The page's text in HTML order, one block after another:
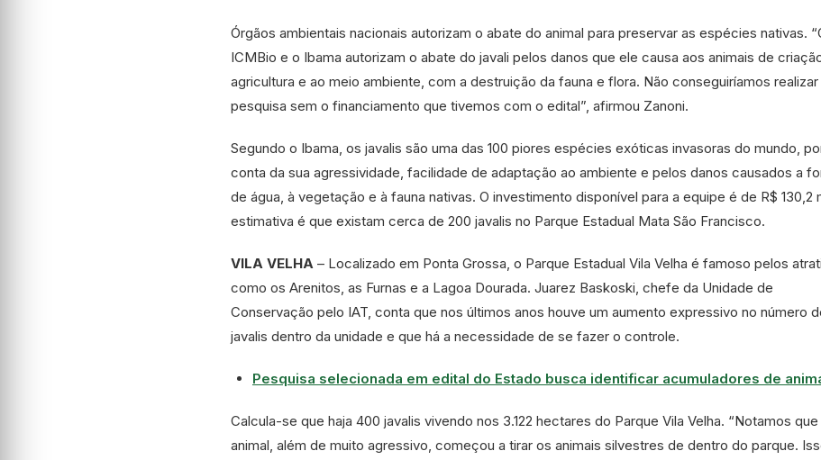
Órgãos ambientais nacionais autorizam o abate do animal para preservar as espécies nativas.
ICMBio e o Ibama autorizam o abate do javali pelos danos que ele causa aos animais de
agricultura e ao meio ambiente, com a destruição da fauna e flora. Não conseguiríamos realizar
pesquisa sem o financiamento que tivemos com o edital”, afirmou Zanoni.
Segundo o Ibama, os javalis são uma das 100 piores espécies exóticas invasoras do mundo,
conta da sua agressividade, facilidade de adaptação ao ambiente e pelos danos causados a
de água, à vegetação e à fauna nativas. O investimento disponível para a equipe é de R$ 130,2
estimativa é que existam cerca de 200 javalis no Parque Estadual Mata São Francisco.
VILA VELHA – Localizado em Ponta Grossa, o Parque Estadual Vila Velha é famoso pelos
como os Arenitos, as Furnas e a Lagoa Dourada. Juarez Baskoski, chefe da Unidade de
Conservação pelo IAT, conta que nos últimos anos houve um aumento expressivo no número
javalis dentro da unidade e que há a necessidade de se fazer o controle.
Pesquisa selecionada em edital do Estado busca identificar acumuladores de
Calcula-se que haja 400 javalis vivendo nos 3.122 hectares do Parque Vila Velha. “Notamos
animal, além de muito agressivo, começou a tirar os animais silvestres de dentro do parque.